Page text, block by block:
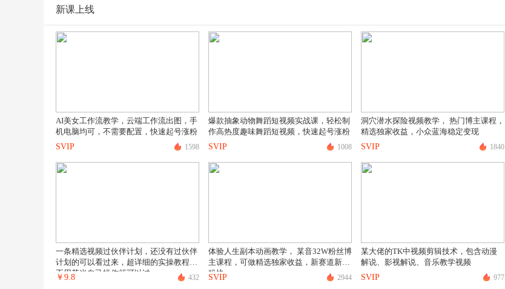
新课上线
AI美女工作流教学，云端工作流出图，手
机电脑均可，不需要配置，快速起号涨粉
SVIP
1598
爆款抽象动物舞蹈短视频实战课，轻松制
作高热度趣味舞蹈短视频，快速起号涨粉
SVIP
1008
洞穴潜水探险视频教学， 热门博主课程，
精选独家收益，小众蓝海稳定变现
SVIP
1840
一条精选视频过伙伴计划，还没有过伙伴
计划的可以看过来，超详细的实操教程，
不用花米自己操作就可以过
￥ 9.8 432
体验人生副本动画教学， 某音32W粉丝博
主课程，可做精选独家收益，新赛道新涨
粉快
SVIP 2944
某大佬的TK中视频剪辑技术，包含动漫
解说、影视解说、音乐教学视频
SVIP
977